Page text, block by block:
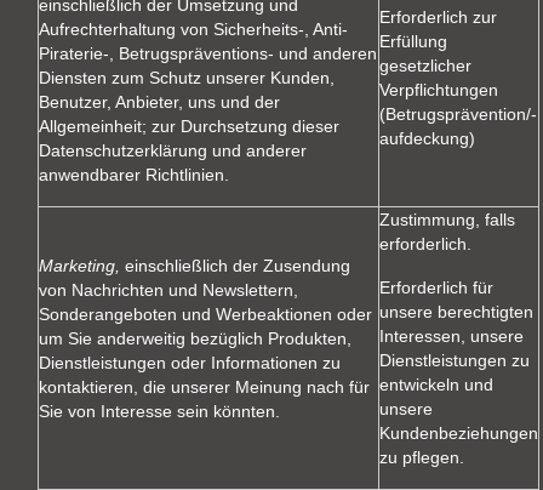
einschließlich der Umsetzung und
Aufrechterhaltung von Sicherheits-, Anti-
Piraterie-, Betrugspräventions- und anderen
Diensten zum Schutz unserer Kunden,
Benutzer, Anbieter, uns und der
Allgemeinheit; zur Durchsetzung dieser
Datenschutzerklärung und anderer
anwendbarer Richtlinien.
Erforderlich zur
Erfüllung
gesetzlicher
Verpflichtungen
(Betrugsprävention/-
aufdeckung)
Marketing, einschließlich der Zusendung
von Nachrichten und Newslettern,
Sonderangeboten und Werbeaktionen oder
um Sie anderweitig bezüglich Produkten,
Dienstleistungen oder Informationen zu
kontaktieren, die unserer Meinung nach für
Sie von Interesse sein könnten.
Zustimmung, falls
erforderlich.
Erforderlich für
unsere berechtigten
Interessen, unsere
Dienstleistungen zu
entwickeln und
unsere
Kundenbeziehungen
zu pflegen.